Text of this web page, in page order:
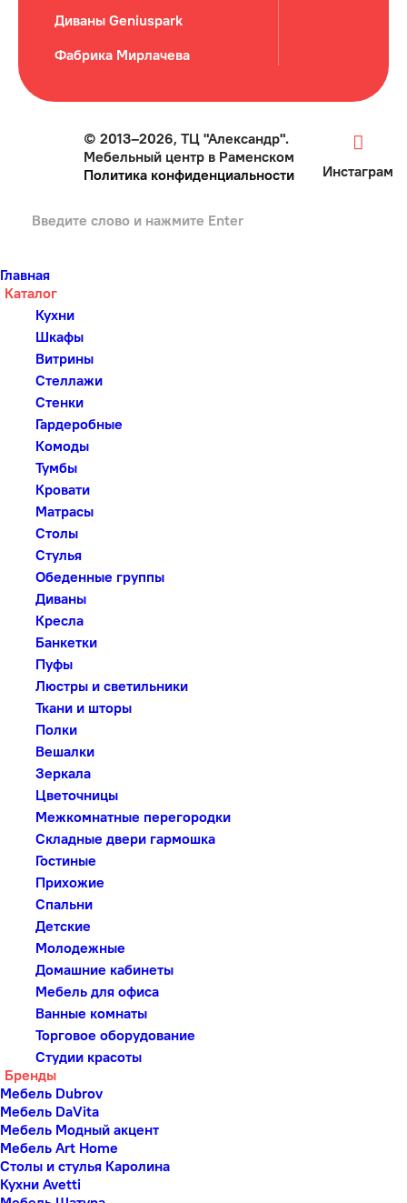
Диваны Geniuspark
Фабрика Мирлачева
© 2013–2026, ТЦ "Александр".
Мебельный центр в Раменском
Политика конфиденциальности
Инстаграм
Главная
Каталог
Кухни
Шкафы
Витрины
Стеллажи
Стенки
Гардеробные
Комоды
Тумбы
Кровати
Матрасы
Столы
Стулья
Обеденные группы
Диваны
Кресла
Банкетки
Пуфы
Люстры и светильники
Ткани и шторы
Полки
Вешалки
Зеркала
Цветочницы
Межкомнатные перегородки
Складные двери гармошка
Гостиные
Прихожие
Спальни
Детские
Молодежные
Домашние кабинеты
Мебель для офиса
Ванные комнаты
Торговое оборудование
Студии красоты
Бренды
Мебель Dubrov
Мебель DaVita
Мебель Модный акцент
Мебель Art Home
Столы и стулья Каролина
Кухни Avetti